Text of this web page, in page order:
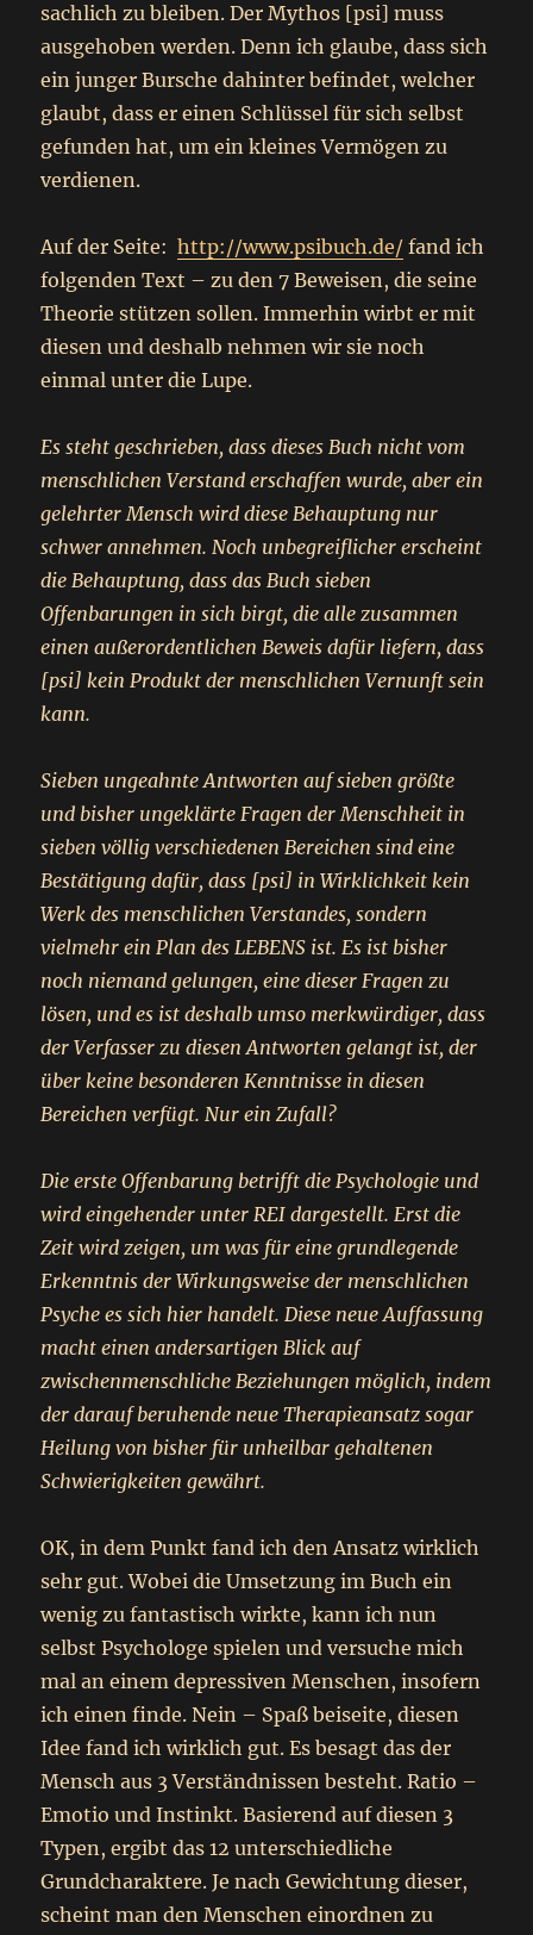
sachlich zu bleiben. Der Mythos [psi] muss
ausgehoben werden. Denn ich glaube, dass sich
ein junger Bursche dahinter befindet, welcher
glaubt, dass er einen Schlüssel für sich selbst
gefunden hat, um ein kleines Vermögen zu
verdienen.
Auf der Seite:http://www.psibuch.de/ fand ich
folgenden Text – zu den 7 Beweisen, die seine
Theorie stützen sollen. Immerhin wirbt er mit
diesen und deshalb nehmen wir sie noch
einmal unter die Lupe.
Es steht geschrieben, dass dieses Buch nicht vom
menschlichen Verstand erschaffen wurde, aber ein
gelehrter Mensch wird diese Behauptung nur
schwer annehmen. Noch unbegreiflicher erscheint
die Behauptung, dass das Buch sieben
Offenbarungen in sich birgt, die alle zusammen
einen außerordentlichen Beweis dafür liefern, dass
[psi] kein Produkt der menschlichen Vernunft sein
kann.
Sieben ungeahnte Antworten auf sieben größte
und bisher ungeklärte Fragen der Menschheit in
sieben völlig verschiedenen Bereichen sind eine
Bestätigung dafür, dass [psi] in Wirklichkeit kein
Werk des menschlichen Verstandes, sondern
vielmehr ein Plan des LEBENS ist. Es ist bisher
noch niemand gelungen, eine dieser Fragen zu
lösen, und es ist deshalb umso merkwürdiger, dass
der Verfasser zu diesen Antworten gelangt ist, der
über keine besonderen Kenntnisse in diesen
Bereichen verfügt. Nur ein Zufall?
Die erste Offenbarung betrifft die Psychologie und
wird eingehender unter REI dargestellt. Erst die
Zeit wird zeigen, um was für eine grundlegende
Erkenntnis der Wirkungsweise der menschlichen
Psyche es sich hier handelt. Diese neue Auffassung
macht einen andersartigen Blick auf
zwischenmenschliche Beziehungen möglich, indem
der darauf beruhende neue Therapieansatz sogar
Heilung von bisher für unheilbar gehaltenen
Schwierigkeiten gewährt.
OK, in dem Punkt fand ich den Ansatz wirklich
sehr gut. Wobei die Umsetzung im Buch ein
wenig zu fantastisch wirkte, kann ich nun
selbst Psychologe spielen und versuche mich
mal an einem depressiven Menschen, insofern
ich einen finde. Nein – Spaß beiseite, diesen
Idee fand ich wirklich gut. Es besagt das der
Mensch aus 3 Verständnissen besteht. Ratio –
Emotio und Instinkt. Basierend auf diesen 3
Typen, ergibt das 12 unterschiedliche
Grundcharaktere. Je nach Gewichtung dieser,
scheint man den Menschen einordnen zu